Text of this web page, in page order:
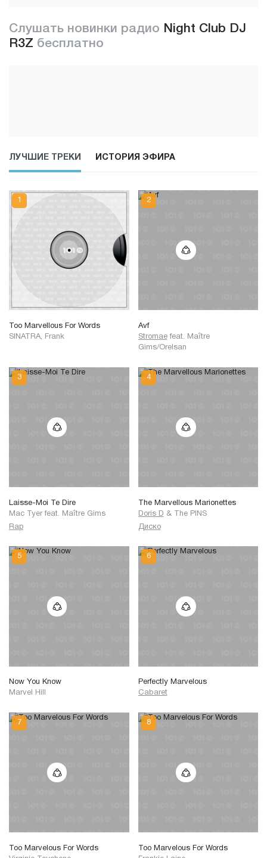
Слушать новинки радио Night Club DJ
R3Z бесплатно
ЛУЧШИЕ ТРЕКИ ИСТОРИЯ ЭФИРА
Too Marvellous For Words
SINATRA, Frank
Avf
Stromae feat. Maître
Gims/Orelsan
Laisse-Moi Te Dire
Mac Tyer feat. Maître Gims
Rap
The Marvellous Marionettes
Doris D &
The PINS
Диско
Now You Know
Marvel Hill
Perfectly Marvelous
Cabaret
Too Marvelous For Words
Too Marvelous For Words